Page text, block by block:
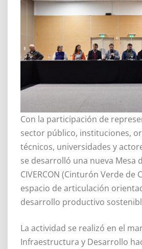
Con la participación de
sector público, instituciones,
técnicos, universidades y
se desarrolló una nueva Mesa
CIVERCON (Cinturón Verde de
espacio de articulación
desarrollo productivo
La actividad se realizó en el
Infraestructura y Desarrollo